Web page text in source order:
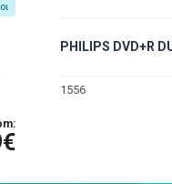
PHILIPS DVD+R
1556